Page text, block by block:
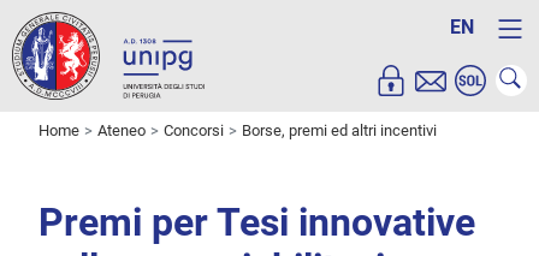
EN
Home Ateneo Concorsi Borse, premi ed altri incentivi
Premi per Tesi innovative